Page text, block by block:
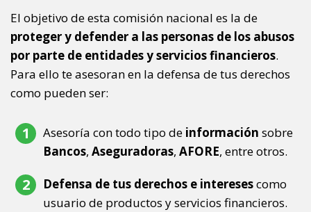
El objetivo de esta comisión nacional es la de
proteger y defender a las personas de los abusos
por parte de entidades y servicios financieros.
Para ello te asesoran en la defensa de tus derechos
como pueden ser:
Asesoría con todo tipo de información sobre
Bancos, Aseguradoras, AFORE, entre otros.
Defensa de tus derechos e interesescomo
usuario de productos y servicios financieros.